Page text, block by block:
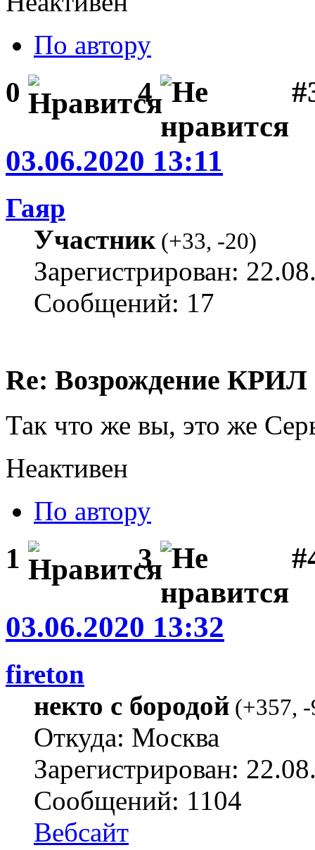
По автору
0 4
03.06.2020 13:11
Гаяр
Участник(+33, -20)
Зарегистрирован:
Сообщений: 17
Re: Возрождение КРИЛ
Так что же вы, это же
Неактивен
По автору
1 3
03.06.2020 13:32
fireton
некто с бородой (+357,
Откуда: Москва
Зарегистрирован:
Сообщений: 1104
Вебсайт